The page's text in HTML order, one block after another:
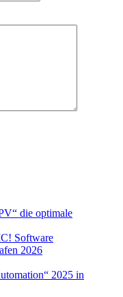
die optimale
Software
2026
2025 in